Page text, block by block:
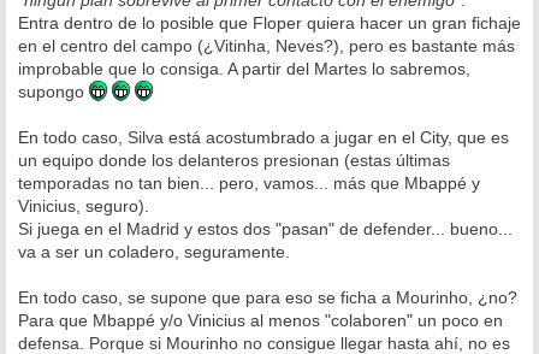
Entra dentro de lo posible que Floper quiera hacer un gran fichaje
en el centro del campo (¿Vitinha, Neves?), pero es bastante más
improbable que lo consiga. A partir del Martes lo sabremos,
supongo
En todo caso, Silva está acostumbrado a jugar en el City, que es
un equipo donde los delanteros presionan (estas últimas
temporadas no tan bien... pero, vamos... más que Mbappé y
Vinicius, seguro).
Si juega en el Madrid y estos dos "pasan" de defender... bueno...
va a ser un coladero, seguramente.
En todo caso, se supone que para eso se ficha a Mourinho, ¿no?
Para que Mbappé y/o Vinicius al menos "colaboren" un poco en
defensa. Porque si Mourinho no consigue llegar hasta ahí, no es